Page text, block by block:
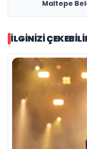
Maltepe
İLGINIZI